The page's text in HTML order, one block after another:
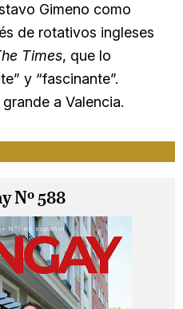
Gimeno como
de rotativos ingleses
Times, que lo
y “fascinante”.
a Valencia.
Nº 588